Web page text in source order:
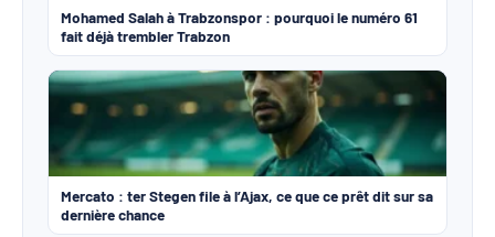
Mohamed Salah à Trabzonspor : pourquoi le numéro 61
fait déjà trembler Trabzon
Mercato : ter Stegen file à l’Ajax, ce que ce prêt dit sur sa
dernière chance